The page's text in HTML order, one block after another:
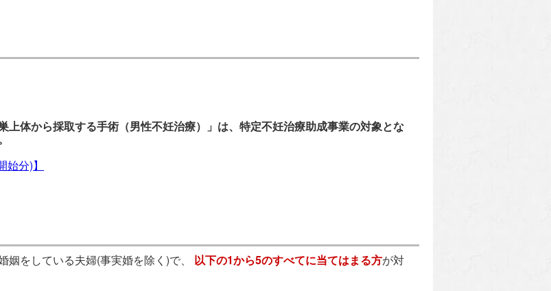
上体から採取する手術（男性不妊治療）」は、特定不妊治療助成事業の対象とな
分)】
をしている夫婦(事実婚を除く)で、 以下の1から5のすべてに当てはまる方が対